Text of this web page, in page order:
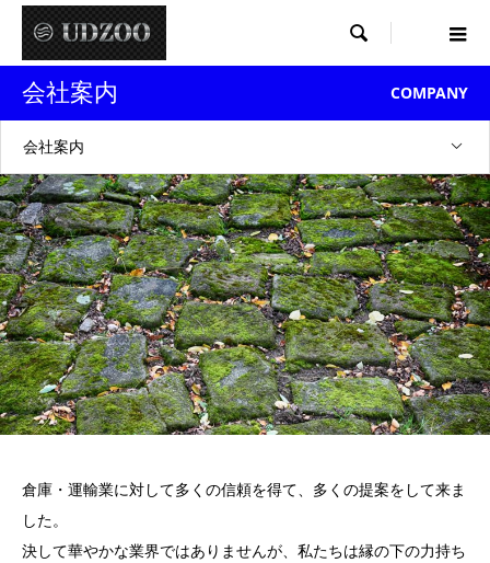

会社案内 COMPANY
会社案内
倉庫・運輸業に対して多くの信頼を得て、多くの提案をして来ま
した。
決して華やかな業界ではありませんが、私たちは縁の下の力持ち